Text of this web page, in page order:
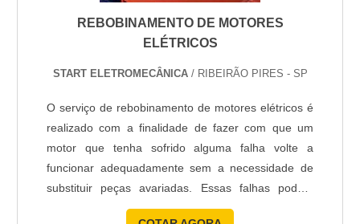
REBOBINAMENTO DE MOTORES
ELÉTRICOS
START ELETROMECÂNICA / RIBEIRÃO PIRES - SP
O serviço de rebobinamento de motores elétricos é
realizado com a finalidade de fazer com que um
motor que tenha sofrido alguma falha volte a
funcionar adequadamente sem a necessidade de
substituir peças avariadas. Essas falhas podem
acontecer em decorrência de grandes demandas